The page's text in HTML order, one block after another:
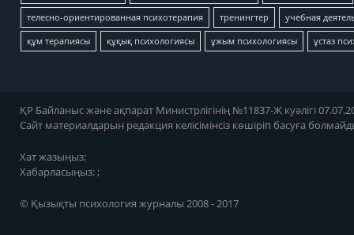
телесно-ориентированная психотерапия тренингтер учебная
құм терапиясы құқық психологиясы ұжым психологиясы ұстаз
ҚР Байланыс және ақпарат Министрлігінің №11837-Ж куәлігі
Сайт материалдарын редакция келісімінсіз көшіріп басуға
Хат жазыңыз:
Хабарласыңыз: ;
© Қызықты психология журналы 2008 - 2017